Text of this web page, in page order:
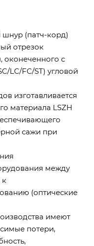
(патч-корд)
отрезок
оконеченного с
LC/FC/ST) угловой
изготавливается
материала LSZH
сажи при
между
к
(оптические
имеют
потери,